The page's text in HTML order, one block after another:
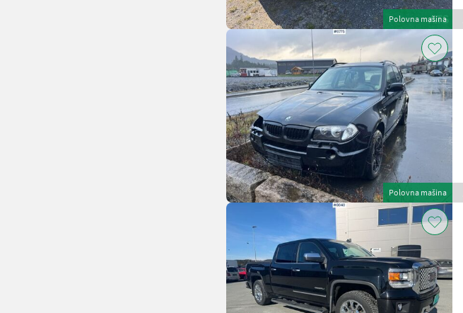
Polovna mašina
Polovna mašina